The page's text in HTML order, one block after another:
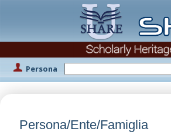
Persona
Persona/Ente/Famiglia